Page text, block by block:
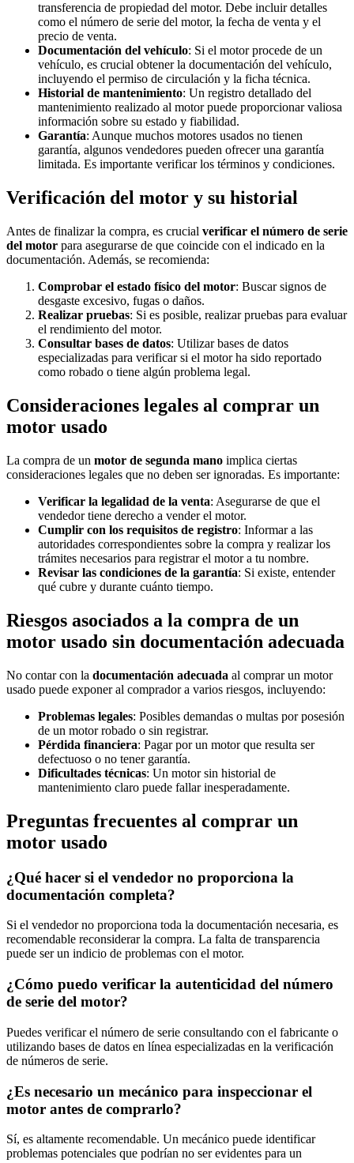
transferencia de propiedad del motor. Debe incluir detalles
como el número de serie del motor, la fecha de venta y el
precio de venta.
Documentación del vehículo: Si el motor procede de un
vehículo, es crucial obtener la documentación del vehículo,
incluyendo el permiso de circulación y la ficha técnica.
Historial de mantenimiento: Un registro detallado del
mantenimiento realizado al motor puede proporcionar valiosa
información sobre su estado y fiabilidad.
Garantía: Aunque muchos motores usados no tienen
garantía, algunos vendedores pueden ofrecer una garantía
limitada. Es importante verificar los términos y condiciones.
Verificación del motor y su historial
Antes de finalizar la compra, es crucial verificar el número de serie
del motor para asegurarse de que coincide con el indicado en la
documentación. Además, se recomienda:
Comprobar el estado físico del motor: Buscar signos de
desgaste excesivo, fugas o daños.
Realizar pruebas: Si es posible, realizar pruebas para evaluar
el rendimiento del motor.
Consultar bases de datos: Utilizar bases de datos
especializadas para verificar si el motor ha sido reportado
como robado o tiene algún problema legal.
Consideraciones legales al comprar un
motor usado
La compra de un motor de segunda mano implica ciertas
consideraciones legales que no deben ser ignoradas. Es importante:
Verificar la legalidad de la venta: Asegurarse de que el
vendedor tiene derecho a vender el motor.
Cumplir con los requisitos de registro: Informar a las
autoridades correspondientes sobre la compra y realizar los
trámites necesarios para registrar el motor a tu nombre.
Revisar las condiciones de la garantía: Si existe, entender
qué cubre y durante cuánto tiempo.
Riesgos asociados a la compra de un
motor usado sin documentación adecuada
No contar con la documentación adecuada al comprar un motor
usado puede exponer al comprador a varios riesgos, incluyendo:
Problemas legales: Posibles demandas o multas por posesión
de un motor robado o sin registrar.
Pérdida financiera: Pagar por un motor que resulta ser
defectuoso o no tener garantía.
Dificultades técnicas: Un motor sin historial de
mantenimiento claro puede fallar inesperadamente.
Preguntas frecuentes al comprar un
motor usado
¿Qué hacer si el vendedor no proporciona la
documentación completa?
Si el vendedor no proporciona toda la documentación necesaria, es
recomendable reconsiderar la compra. La falta de transparencia
puede ser un indicio de problemas con el motor.
¿Cómo puedo verificar la autenticidad del número
de serie del motor?
Puedes verificar el número de serie consultando con el fabricante o
utilizando bases de datos en línea especializadas en la verificación
de números de serie.
¿Es necesario un mecánico para inspeccionar el
motor antes de comprarlo?
Sí, es altamente recomendable. Un mecánico puede identificar
problemas potenciales que podrían no ser evidentes para un